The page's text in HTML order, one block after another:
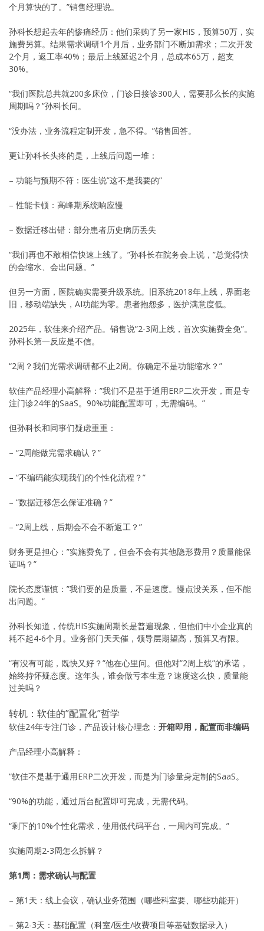
个月算快的了。”销售经理说。
孙科长想起去年的惨痛经历：他们采购了另一家HIS，预算50万，实
施费另算。结果需求调研1个月后，业务部门不断加需求；二次开发
2个月，返工率40%；最后上线延迟2个月，总成本65万，超支
30%。
“我们医院总共就200多床位，门诊日接诊300人，需要那么长的实施
周期吗？”孙科长问。
“没办法，业务流程定制开发，急不得。”销售回答。
更让孙科长头疼的是，上线后问题一堆：
– 功能与预期不符：医生说”这不是我要的”
– 性能卡顿：高峰期系统响应慢
– 数据迁移出错：部分患者历史病历丢失
“我们再也不敢相信快速上线了。”孙科长在院务会上说，”总觉得快
的会缩水、会出问题。”
但另一方面，医院确实需要升级系统。旧系统2018年上线，界面老
旧，移动端缺失，AI功能为零。患者抱怨多，医护满意度低。
2025年，软佳来介绍产品。销售说”2-3周上线，首次实施费全免”。
孙科长第一反应是不信。
“2周？我们光需求调研都不止2周。你确定不是功能缩水？”
软佳产品经理小高解释：”我们不是基于通用ERP二次开发，而是专
注门诊24年的SaaS。90%功能配置即可，无需编码。”
但孙科长和同事们疑虑重重：
– “2周能做完需求确认？”
– “不编码能实现我们的个性化流程？”
– “数据迁移怎么保证准确？”
– “2周上线，后期会不会不断返工？”
财务更是担心：”实施费免了，但会不会有其他隐形费用？质量能保
证吗？”
院长态度谨慎：”我们要的是质量，不是速度。慢点没关系，但不能
出问题。”
孙科长知道，传统HIS实施周期长是普遍现象，但他们中小企业真的
耗不起4-6个月。业务部门天天催，领导层期望高，预算又有限。
“有没有可能，既快又好？”他在心里问。但他对”2周上线”的承诺，
始终持怀疑态度。这年头，谁会做亏本生意？速度这么快，质量能
过关吗？
转机：软佳的”配置化”哲学
软佳24年专注门诊，产品设计核心理念： 开箱即用，配置而非编码
产品经理小高解释：
“软佳不是基于通用ERP二次开发，而是为门诊量身定制的SaaS。
“90%的功能，通过后台配置即可完成，无需代码。
“剩下的10%个性化需求，使用低代码平台，一周内可完成。”
实施周期2-3周怎么拆解？
第1周：需求确认与配置
– 第1天：线上会议，确认业务范围（哪些科室要、哪些功能开）
– 第2-3天：基础配置（科室/医生/收费项目等基础数据录入）